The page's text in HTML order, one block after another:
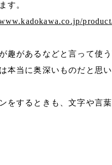
す。
趣があるなどと言って使
本当に奥深いものだと思
をするときも、文字や言